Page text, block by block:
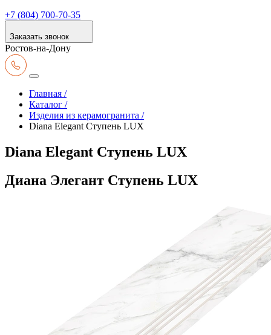
+7 (804) 700-70-35
Заказать звонок
Ростов-на-Дону
Главная /
Каталог /
Изделия из керамогранита /
Diana Elegant Ступень LUX
Diana Elegant Ступень LUX
Диана Элегант Ступень LUX